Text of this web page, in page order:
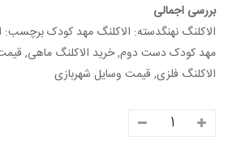
بررسی اجمالی
الاکلنگ نهنگدسته: الاکلنگ مهد کودک
مهد کودک دست دوم, خرید الاکلنگ ماهی,
الاکلنگ فلزی, قیمت وسایل شهربازی